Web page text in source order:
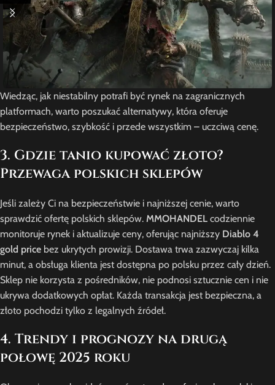
Wiedząc, jak niestabilny potrafi być rynek na zagranicznych
platformach, warto poszukać alternatywy, która oferuje
bezpieczeństwo, szybkość i przede wszystkim – uczciwą cenę.
3. Gdzie tanio kupować złoto?
Przewaga polskich sklepów
Jeśli zależy Ci na bezpieczeństwie i najniższej cenie, warto
sprawdzić ofertę polskich sklepów. MMOHANDEL codziennie
monitoruje rynek i aktualizuje ceny, oferując najniższy Diablo 4
gold price bez ukrytych prowizji. Dostawa trwa zazwyczaj kilka
minut, a obsługa klienta jest dostępna po polsku przez cały dzień.
Sklep nie korzysta z pośredników, nie podnosi sztucznie cen i nie
ukrywa dodatkowych opłat. Każda transakcja jest bezpieczna, a
złoto pochodzi tylko z legalnych źródeł.
4. Trendy i prognozy na drugą
połowę 2025 roku